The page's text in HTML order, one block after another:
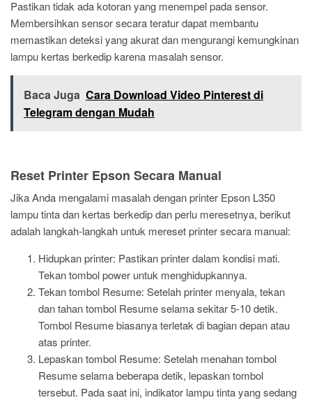
Pastikan tidak ada kotoran yang menempel pada sensor.
Membersihkan sensor secara teratur dapat membantu
memastikan deteksi yang akurat dan mengurangi kemungkinan
lampu kertas berkedip karena masalah sensor.
Baca Juga Cara Download Video Pinterest di
Telegram dengan Mudah
Reset Printer Epson Secara Manual
Jika Anda mengalami masalah dengan printer Epson L350
lampu tinta dan kertas berkedip dan perlu meresetnya, berikut
adalah langkah-langkah untuk mereset printer secara manual:
Hidupkan printer: Pastikan printer dalam kondisi mati.
Tekan tombol power untuk menghidupkannya.
Tekan tombol Resume: Setelah printer menyala, tekan
dan tahan tombol Resume selama sekitar 5-10 detik.
Tombol Resume biasanya terletak di bagian depan atau
atas printer.
Lepaskan tombol Resume: Setelah menahan tombol
Resume selama beberapa detik, lepaskan tombol
tersebut. Pada saat ini, indikator lampu tinta yang sedang